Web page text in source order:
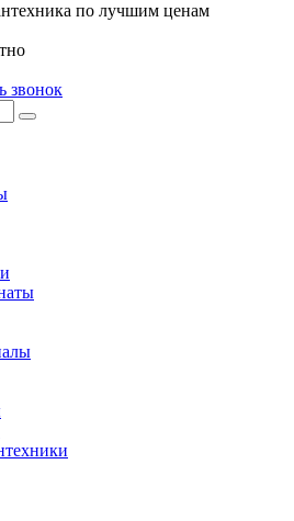
по лучшим ценам
звонок